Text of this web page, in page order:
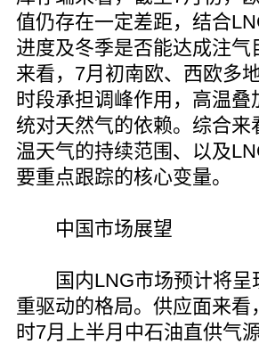
值仍存在一定差距，结合
进度及冬季是否能达成注
来看，7月初南欧、西欧多
时段承担调峰作用，高温
统对天然气的依赖。综合
温天气的持续范围、以及
要重点跟踪的核心变量。
中国市场展望
国内LNG市场预计将呈
重驱动的格局。供应面来
时7月上半月中石油直供气